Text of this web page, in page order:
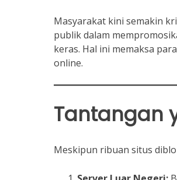
Masyarakat kini semakin
publik dalam
keras. Hal ini memaksa
online.
Tantangan
Meskipun ribuan situs